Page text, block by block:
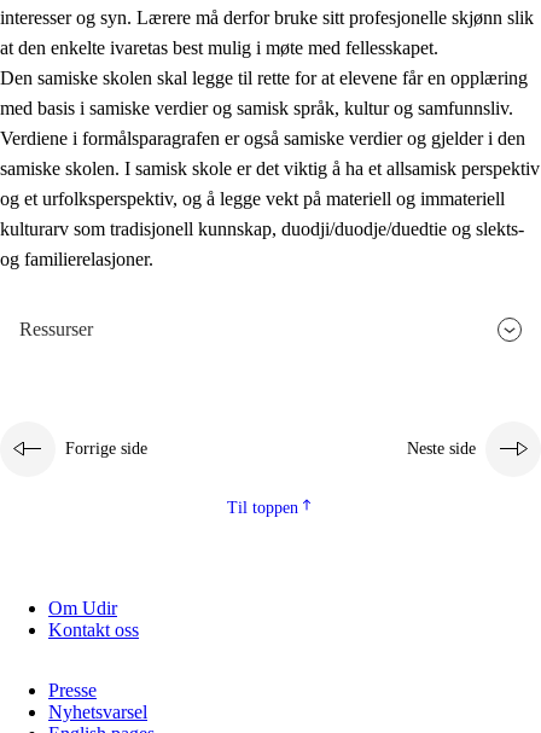
1.6 Demokrati og medvirkning
interesser og syn. Lærere må derfor bruke sitt profesjonelle skjønn slik
at den enkelte ivaretas best mulig i møte med fellesskapet.
Den samiske skolen skal legge til rette for at elevene får en opplæring
med basis i samiske verdier og samisk språk, kultur og samfunnsliv.
Verdiene i formålsparagrafen er også samiske verdier og gjelder i den
samiske skolen. I samisk skole er det viktig å ha et allsamisk perspektiv
og et urfolksperspektiv, og å legge vekt på materiell og immateriell
kulturarv som tradisjonell kunnskap, duodji/duodje/duedtie og slekts-
og familierelasjoner.
Ressurser
Forrige side Neste side
Til toppen
Om Udir
Kontakt oss
Presse
Nyhetsvarsel